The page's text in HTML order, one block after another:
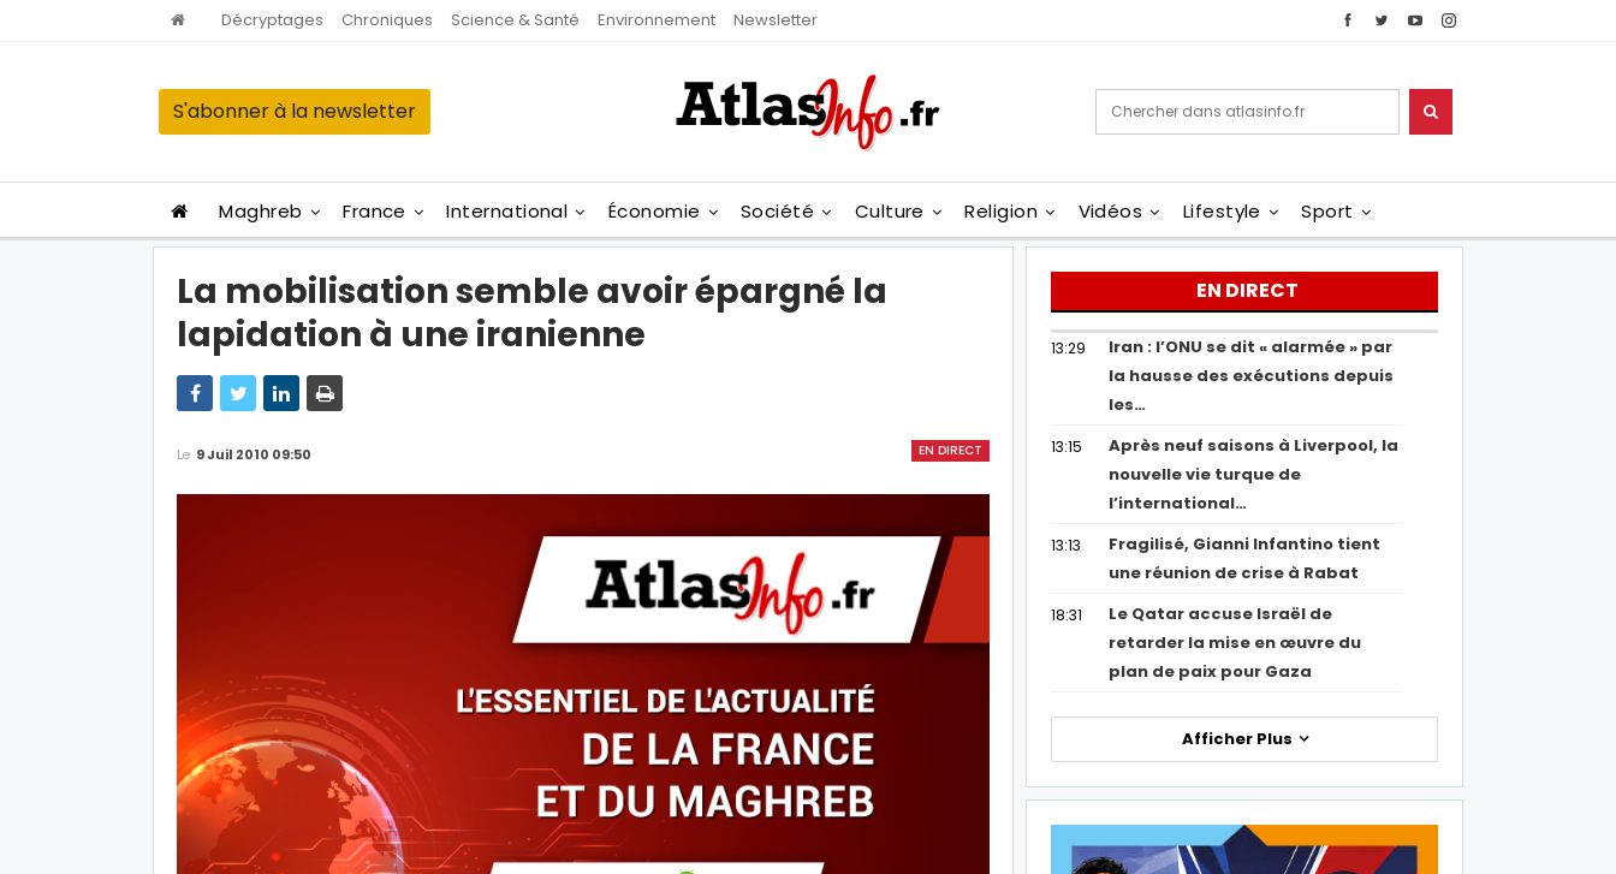
Décryptages Chroniques Science & Santé Environnement Newsletter
S'abonner à la newsletter
Maghreb France International Économie Société Culture Religion Vidéos Lifestyle Sport
La mobilisation semble avoir épargné la
lapidation à une iranienne
EN DIRECT
Le 9 Juil 2010 09:50
EN DIRECT
13:29
Iran : l’ONU se dit « alarmée » par
la hausse des exécutions depuis
les…
13:15
Après neuf saisons à Liverpool, la
nouvelle vie turque de
l’international…
13:13
Fragilisé, Gianni Infantino tient
une réunion de crise à Rabat
18:31
Le Qatar accuse Israël de
retarder la mise en œuvre du
plan de paix pour Gaza
Afficher Plus